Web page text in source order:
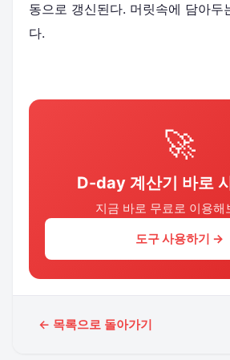
동으로 갱신된다. 머릿속에 담아두
다.
🚀
D-day 계산기 바로
지금 바로 무료로 이용해
도구 사용하기 →
← 목록으로 돌아가기